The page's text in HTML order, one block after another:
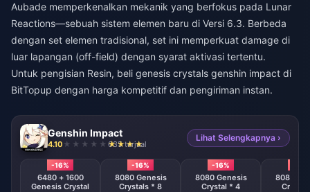
Aubade memperkenalkan mekanik yang berfokus pada Lunar
Reactions—sebuah sistem elemen baru di Versi 6.3. Berbeda
dengan set elemen tradisional, set ini memperkuat damage di
luar lapangan (off-field) dengan syarat aktivasi tertentu.
Untuk pengisian Resin, beli genesis crystals genshin impact di
BitTopup dengan harga kompetitif dan pengiriman instan.
Genshin Impact
4.10 635 terjual
Lihat Selengkapnya ›
-16%
6480 + 1600
Genesis Crystal
-16%
8080 Genesis
Crystals * 8
-16%
8080 Genesis
Crystal * 4
8080
Crystal